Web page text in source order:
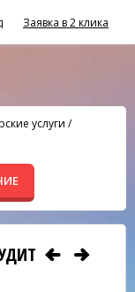
Заявка в 2 клика
услуги /